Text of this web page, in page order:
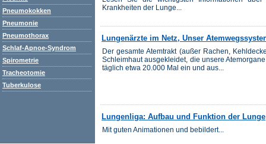
Krankheiten der Lunge...
Lungenärzte im Netz, Unser
Der gesamte Atemtrakt (außer Rachen,
Schleimhaut ausgekleidet, die unsere
täglich etwa 20.000 Mal ein und aus...
Lungenliga: Aufbau und Funktion der Lunge
Mit guten Animationen und bebildert...
Pneumokokken
Pneumonie
Pneumothorax
Schlaf-Apnoe-Syndrom
Spirometrie
Tracheotomie
Tuberkulose